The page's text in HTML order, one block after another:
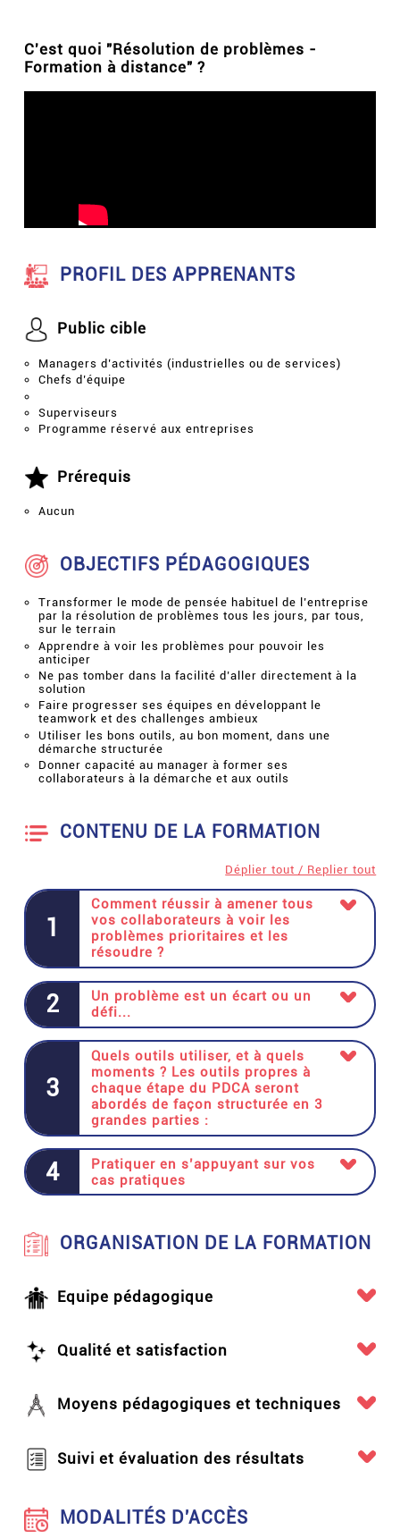
C'est quoi "Résolution de problèmes -
Formation à distance" ?
PROFIL DES APPRENANTS
Public cible
Managers d’activités (industrielles ou de services)
Chefs d’équipe
Superviseurs
Programme réservé aux entreprises
Prérequis
Aucun
OBJECTIFS PÉDAGOGIQUES
Transformer le mode de pensée habituel de l’entreprise
par la résolution de problèmes tous les jours, par tous,
sur le terrain
Apprendre à voir les problèmes pour pouvoir les
anticiper
Ne pas tomber dans la facilité d’aller directement à la
solution
Faire progresser ses équipes en développant le
teamwork et des challenges ambieux
Utiliser les bons outils, au bon moment, dans une
démarche structurée
Donner capacité au manager à former ses
collaborateurs à la démarche et aux outils
CONTENU DE LA FORMATION
Déplier tout / Replier tout
1
Comment réussir à amener tous
vos collaborateurs à voir les
problèmes prioritaires et les
résoudre ?
2
Un problème est un écart ou un
défi...
3
Quels outils utiliser, et à quels
moments ? Les outils propres à
chaque étape du PDCA seront
abordés de façon structurée en 3
grandes parties :
4
Pratiquer en s’appuyant sur vos
cas pratiques
ORGANISATION DE LA FORMATION
Equipe pédagogique
Qualité et satisfaction
Moyens pédagogiques et techniques
Suivi et évaluation des résultats
MODALITÉS D'ACCÈS